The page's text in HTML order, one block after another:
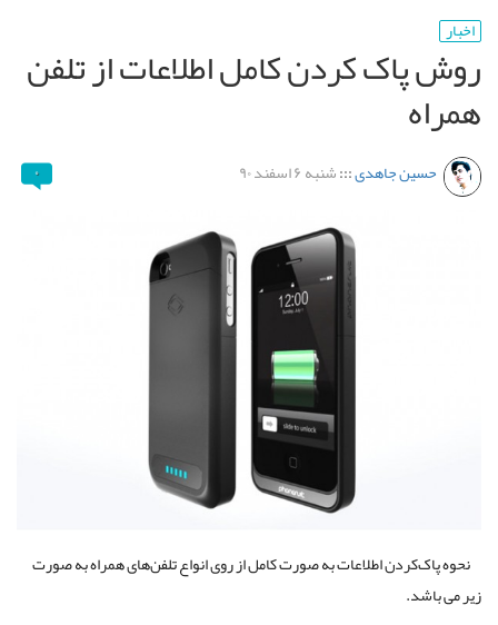
اخبار
روش پاک کردن کامل اطلاعات از تلفن
همراه
حسین جاهدی:::شنبه ۶ اسفند ۹۰ ۰
نحوه پاک‌کردن اطلاعات به صورت کامل از روی انواع تلفن‌های همراه به صورت
زیر می باشد.